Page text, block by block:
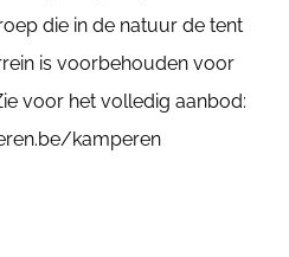
die in de natuur de tent
is voorbehouden voor
voor het volledig aanbod:
kamperen